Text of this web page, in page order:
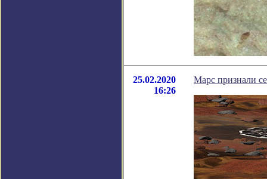
25.02.2020
16:26
Марс признали